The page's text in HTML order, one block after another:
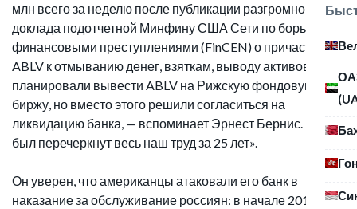
млн всего за неделю после публикации разгромного
доклада подотчетной Минфину США Сети по борьбе с
финансовыми преступлениями (FinCEN) о причастности
ABLV к отмыванию денег, взяткам, выводу активов. «Мы
планировали вывести ABLV на Рижскую фондовую
биржу, но вместо этого решили согласиться на
ликвидацию банка, — вспоминает Эрнест Бернис. — Так
был перечеркнут весь наш труд за 25 лет».
Он уверен, что американцы атаковали его банк в
наказание за обслуживание россиян: в начале 2018 года